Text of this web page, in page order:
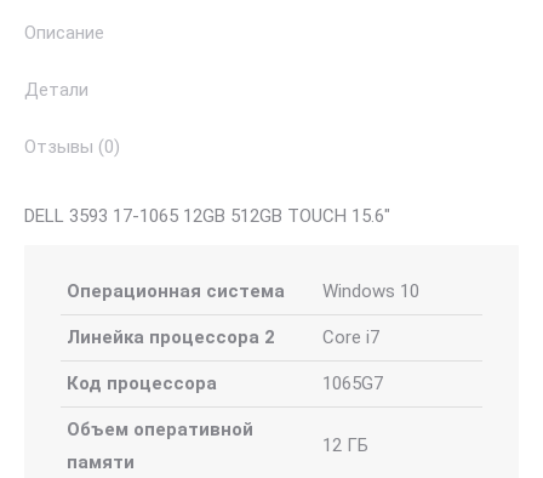
Описание
Детали
Отзывы (0)
DELL 3593 17-1065 12GB 512GB TOUCH 15.6″
Операционная система Windows 10
Линейка процессора 2 Core i7
Код процессора 1065G7
Объем оперативной
памяти
12 ГБ